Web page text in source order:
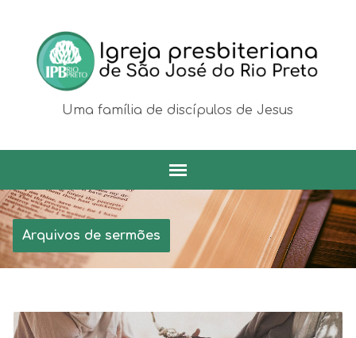
Uma família de discípulos de Jesus
Arquivos de sermões